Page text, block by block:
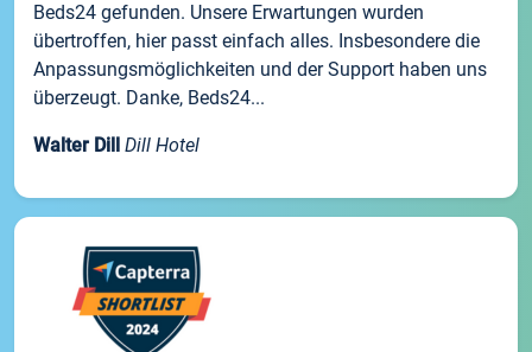
Beds24 gefunden. Unsere Erwartungen wurden
übertroffen, hier passt einfach alles. Insbesondere die
Anpassungsmöglichkeiten und der Support haben uns
überzeugt. Danke, Beds24...
Walter Dill Dill Hotel